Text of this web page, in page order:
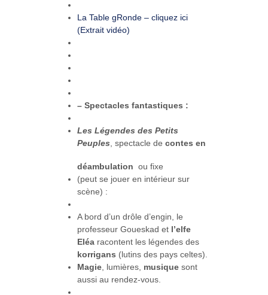
La Table gRonde – cliquez ici
(Extrait vidéo)
– Spectacles fantastiques :
Les Légendes des Petits
Peuples spectacle de contes en
déambulation ou fixe
(peut se jouer en intérieur sur
scène) :
A bord d’un drôle d’engin, le
professeur Goueskad et l’elfe
Eléa racontent les légendes des
korrigans (lutins des pays celtes).
Magie , lumières, musique sont
aussi au rendez-vous.